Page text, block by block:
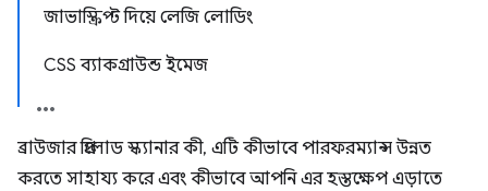
জাভাস্ক্রিপ্ট দিয়ে লেজি লোডিং
CSS ব্যাকগ্রাউন্ড ইমেজ
ব্রাউজার প্রিলোড স্ক্যানার কী, এটি কীভাবে পারফরম্যান্স উন্নত
করতে সাহায্য করে এবং কীভাবে আপনি এর হস্তক্ষেপ এড়াতে